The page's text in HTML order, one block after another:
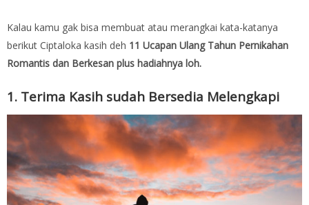
Kalau kamu gak bisa membuat atau merangkai kata-katanya
berikut Ciptaloka kasih deh 11 Ucapan Ulang Tahun Pernikahan
Romantis dan Berkesan plus hadiahnya loh.
1. Terima Kasih sudah Bersedia Melengkapi